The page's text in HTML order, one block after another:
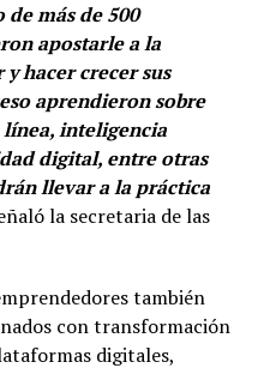
más de 500
apostarle a la
hacer crecer sus
aprendieron sobre
inteligencia
digital, entre otras
llevar a la práctica
la secretaria de las
también
con transformación
digitales,